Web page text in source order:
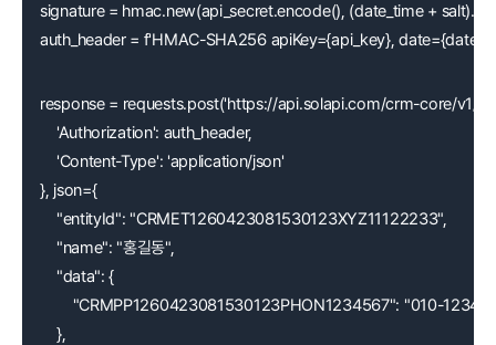
signature = hmac.new(api_secret.encode(), (date_time +
auth_header = f'HMAC-SHA256 apiKey={api_key},
response = requests.post('https://api.solapi.com/crm-core/v1/
    'Authorization': auth_header,
    'Content-Type': 'application/json'
}, json={
    "entityId": "CRMET1260423081530123XYZ11122233",
    "name": "홍길동",
    "data": {
"CRMPP1260423081530123PHON1234567": "010-1234-
    },